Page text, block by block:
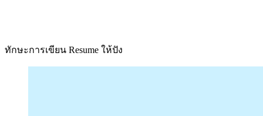
ทักษะการเขียน Resume ให้ปัง